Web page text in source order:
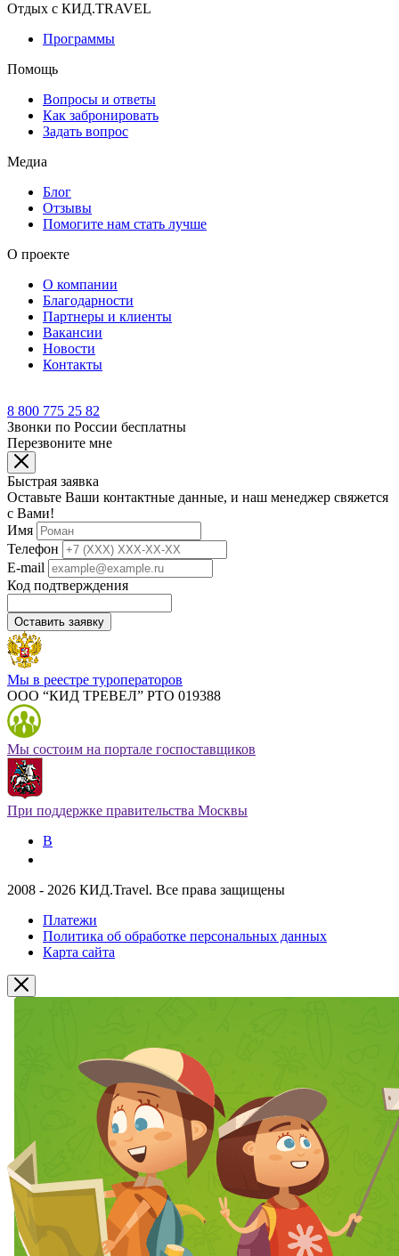
Отдых с КИД.TRAVEL
Программы
Помощь
Вопросы и ответы
Как забронировать
Задать вопрос
Медиа
Блог
Отзывы
Помогите нам стать лучше
О проекте
О компании
Благодарности
Партнеры и клиенты
Вакансии
Новости
Контакты
8 800 775 25 82
Звонки по России бесплатны
Перезвоните мне
Быстрая заявка
Оставьте Ваши контактные данные, и наш менеджер свяжется
с Вами!
Имя
Телефон
E-mail
Код подтверждения
Оставить заявку
Мы в реестре туроператоров
ООО “КИД ТРЕВЕЛ” РТО 019388
Мы состоим на портале госпоставщиков
При поддержке правительства Москвы
В
2008 - 2026 КИД.Travel. Все права защищены
Платежи
Политика об обработке персональных данных
Карта сайта